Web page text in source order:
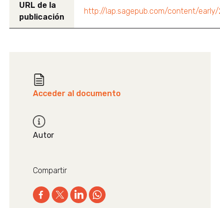
URL de la
publicación
http://lap.sagepub.com/content/
Acceder al documento
Autor
Compartir